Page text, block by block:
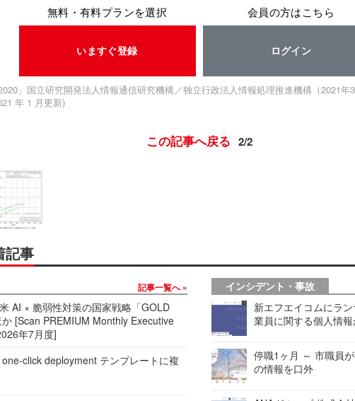
無料・有料プランを選択
いますぐ登録
会員の方はこちら
ログイン
」国立研究開発法人情報通信研究機構／独立行政法人情報処理推進機構（2021
年 1 月更新)
この記事へ戻る 2/2
記事
記事一覧へ
AI × 脆弱性対策の国家戦略「GOLD
[Scan PREMIUM Monthly Executive
年7月度]
click deployment テンプレートに複
インシデント・事故
新エフエイコムにラ
業員に関する個人情
停職1ヶ月 ～ 市職員
の情報を口外